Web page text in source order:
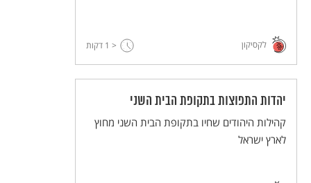
לקסיקון < 1 דקות
יהדות התפוצות בתקופת הבית השני
קהילות היהודים שחיו בתקופת הבית השני מחוץ
לארץ ישראל